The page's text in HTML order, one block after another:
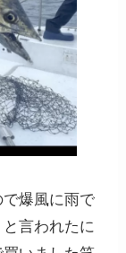
爆風に雨で
言われたに